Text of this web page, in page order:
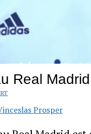
Real
Prosper